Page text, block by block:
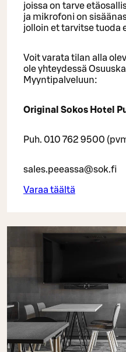
joissa on tarve
ja mikrofoni on
jolloin et tarvitse tuoda
Voit varata tilan alla
ole yhteydessä
Myyntipalveluun:
Original Sokos Hotel
Puh. 010 762 9500
sales.peeassa@sok.fi
Varaa täältä